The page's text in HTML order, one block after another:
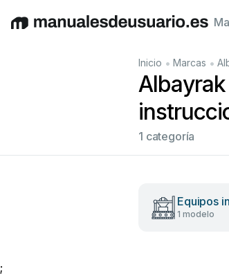
EnglishDeutschEspañolItaliano Français
Inicio • Marcas •
1 categoría
Equipos
1 modelo
;